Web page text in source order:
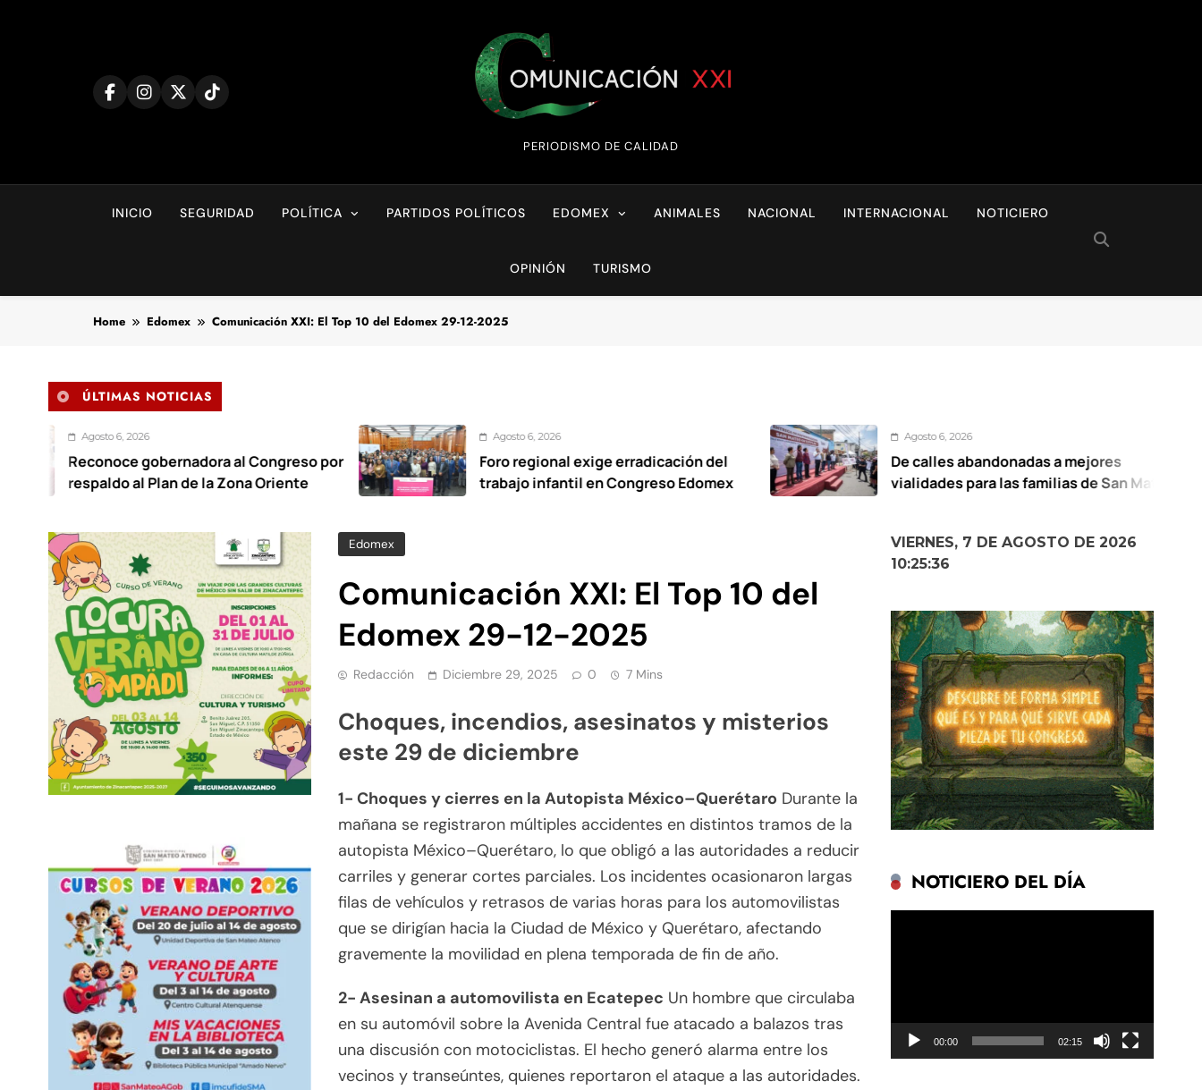
Comunicación XXI
PERIODISMO DE CALIDAD
INICIO SEGURIDAD POLÍTICA PARTIDOS POLÍTICOS EDOMEX ANIMALES NACIONAL INTERNACIONAL NOTICIERO
OPINIÓN TURISMO
Home Edomex Comunicación XXI: El Top 10 del Edomex 29-12-2025
ÚLTIMAS NOTICIAS
gobernadora al Congreso por
al Plan de la Zona Oriente
Agosto 6, 2026
Foro regional exige erradicación del
trabajo infantil en Congreso Edomex
Agosto 6, 2026
De calles abandonadas a mejores
vialidades para las familias de San Mateo
Edomex
Comunicación XXI: El Top 10 del
Edomex 29-12-2025
Redacción Diciembre 29, 2025 0 7 Mins
Choques, incendios, asesinatos y misterios
este 29 de diciembre
1- Choques y cierres en la Autopista México–Querétaro Durante la
mañana se registraron múltiples accidentes en distintos tramos de la
autopista México–Querétaro, lo que obligó a las autoridades a reducir
carriles y generar cortes parciales. Los incidentes ocasionaron largas
filas de vehículos y retrasos de varias horas para los automovilistas
que se dirigían hacia la Ciudad de México y Querétaro, afectando
gravemente la movilidad en plena temporada de fin de año.
2- Asesinan a automovilista en Ecatepec Un hombre que circulaba
en su automóvil sobre la Avenida Central fue atacado a balazos tras
una discusión con motociclistas. El hecho generó alarma entre los
vecinos y transeúntes, quienes reportaron el ataque a las autoridades.
VIERNES, 7 DE AGOSTO DE 2026
10:25:38
NOTICIERO DEL DÍA
00:00 02:15